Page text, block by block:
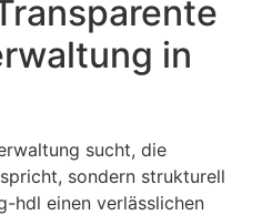
in
sucht, die
sondern strukturell
hdl einen verlässlichen